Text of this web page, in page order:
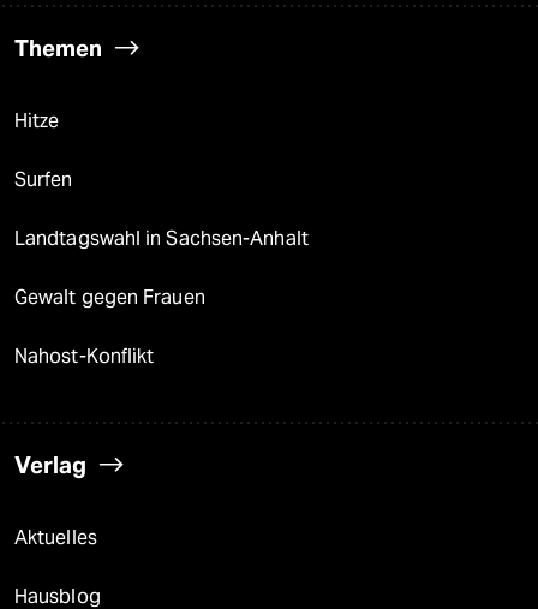
Themen
Hitze
Surfen
Landtagswahl in Sachsen-Anhalt
Gewalt gegen Frauen
Nahost-Konflikt
Verlag
Aktuelles
Hausblog